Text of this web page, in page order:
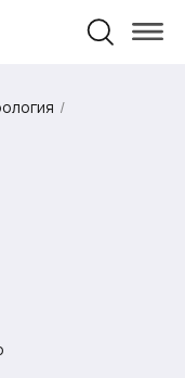
реабилитация
тренировки
и родам
/